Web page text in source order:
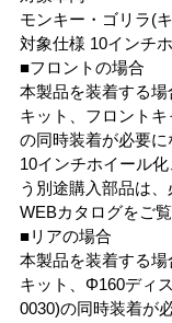
モンキー・ゴリラ(
対象仕様 10インチ
■フロントの場合
本製品を装着する
キット、フロント
の同時装着が必要に
10インチホイール
う別途購入部品は、
WEBカタログをご覧
■リアの場合
本製品を装着する
キット、Φ160ディ
0030)の同時装着が